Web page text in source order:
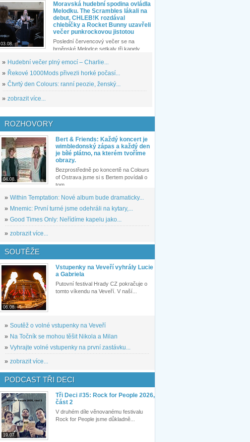
03.08.
Moravská hudební spodina ovládla
Melodku. The Scrambles lákali na
debut, CHLEB!K rozdával
chlebíčky a Rocket Bunny uzavřeli
večer punkrockovou jistotou
Poslední červencový večer se na
brněnské Melodce setkaly tři kapely...
» Hudební večer plný emocí – Charlie...
» Řekové 1000Mods přivezli horké počasí...
» Čtvrtý den Colours: ranní peozie, ženský...
» zobrazit více...
ROZHOVORY
04.08.
Bert & Friends: Každý koncert je
wimbledonský zápas a každý den
je bílé plátno, na kterém tvoříme
obrazy.
Bezprostředně po koncertě na Colours
of Ostrava jsme si s Bertem povídali o
tom,...
» Within Temptation: Nové album bude dramaticky...
» Mnemic: První turné jsme odehráli na kytary,...
» Good Times Only: Neřídíme kapelu jako...
» zobrazit více...
SOUTĚŽE
06.08.
Vstupenky na Veveří vyhrály Lucie
a Gabriela
Putovní festival Hrady CZ pokračuje o
tomto víkendu na Veveří. V naší...
» Soutěž o volné vstupenky na Veveří
» Na Točník se mohou těšit Nikola a Milan
» Vyhrajte volné vstupenky na první zastávku...
» zobrazit více...
PODCAST TŘI DECI
19.07.
Tři Deci #35: Rock for People 2026,
část 2
V druhém díle věnovanému festivalu
Rock for People jsme důkladně...